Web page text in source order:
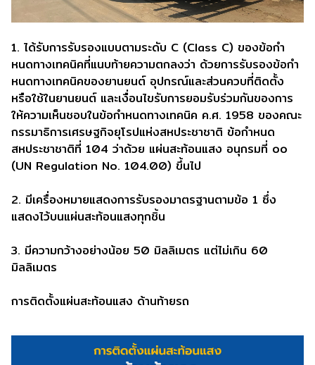
1. ได้รับการรับรองแบบตามระดับ C (Class C) ของข้อกํา
หนดทางเทคนิคที่แนบท้ายความตกลงว่า ด้วยการรับรองข้อกํา
หนดทางเทคนิคของยานยนต์ อุปกรณ์และส่วนควบที่ติดตั้ง
หรือใช้ในยานยนต์ และเงื่อนไขรับการยอมรับร่วมกันของการ
ให้ความเห็นชอบในข้อกําหนดทางเทคนิค ค.ศ. 1958 ของคณะ
กรรมาธิการเศรษฐกิจยุโรปแห่งสหประชาชาติ ข้อกําหนด
สหประชาชาติที่ 104 ว่าด้วย แผ่นสะท้อนแสง อนุกรมที่ ๐๐
(UN Regulation No. 104.00) ขึ้นไป
2. มีเครื่องหมายแสดงการรับรองมาตรฐานตามข้อ 1 ซึ่ง
แสดงไว้บนแผ่นสะท้อนแสงทุกชิ้น
3. มีความกว้างอย่างน้อย 50 มิลลิเมตร แต่ไม่เกิน 60
มิลลิเมตร
การติดตั้งแผ่นสะท้อนแสง ด้านท้ายรถ